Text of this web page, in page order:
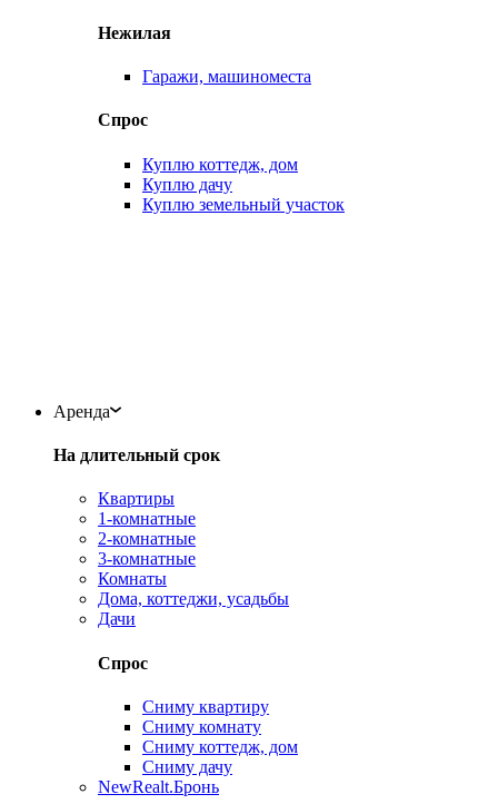
Нежилая
Гаражи, машиноместа
Спрос
Куплю коттедж, дом
Куплю дачу
Куплю земельный участок
Аренда
На длительный срок
Квартиры
1-комнатные
2-комнатные
3-комнатные
Комнаты
Дома, коттеджи, усадьбы
Дачи
Спрос
Сниму квартиру
Сниму комнату
Сниму коттедж, дом
Сниму дачу
NewRealt.Бронь